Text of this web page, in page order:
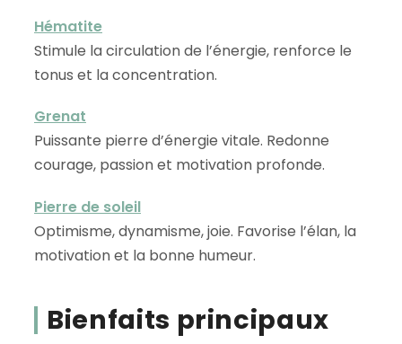
Hématite
Stimule la circulation de l’énergie, renforce le
tonus et la concentration.
Grenat
Puissante pierre d’énergie vitale. Redonne
courage, passion et motivation profonde.
Pierre de soleil
Optimisme, dynamisme, joie. Favorise l’élan, la
motivation et la bonne humeur.
Bienfaits principaux